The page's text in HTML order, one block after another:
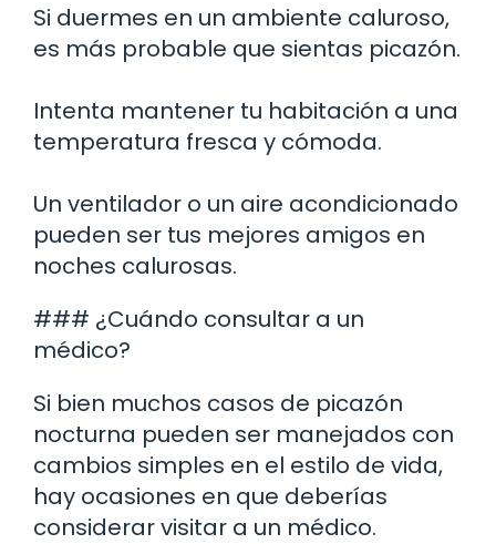
Si duermes en un ambiente caluroso,
es más probable que sientas picazón.
Intenta mantener tu habitación a una
temperatura fresca y cómoda.
Un ventilador o un aire acondicionado
pueden ser tus mejores amigos en
noches calurosas.
### ¿Cuándo consultar a un
médico?
Si bien muchos casos de picazón
nocturna pueden ser manejados con
cambios simples en el estilo de vida,
hay ocasiones en que deberías
considerar visitar a un médico.